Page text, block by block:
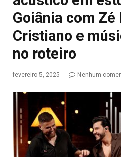
Goiânia com Zé
Cristiano e
no roteiro
fevereiro 5, 2025 Nenhum